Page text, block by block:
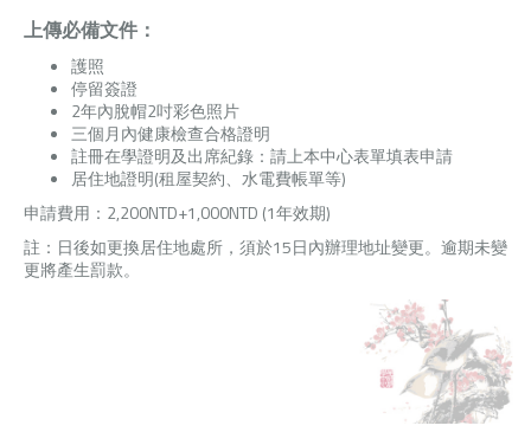
上傳必備文件：
護照
停留簽證
2年內脫帽2吋彩色照片
三個月內健康檢查合格證明
註冊在學證明及出席紀錄：請上本中心表單填表申請
居住地證明(租屋契約、水電費帳單等)
申請費用：2,200NTD+1,000NTD (1年效期)
註：日後如更換居住地處所，須於15日內辦理地址變更。逾期未變
更將產生罰款。